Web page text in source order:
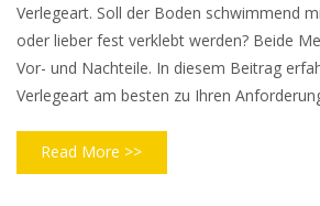
Verlegeart. Soll der Boden schwimmend
oder lieber fest verklebt werden? Beide
Vor- und Nachteile. In diesem Beitrag
Verlegeart am besten zu Ihren
Read More >>